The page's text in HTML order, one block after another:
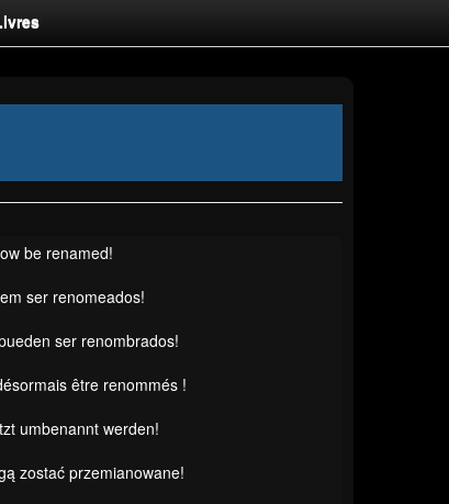
be renamed!
ser renomeados!
ser renombrados!
être renommés !
umbenannt werden!
zostać przemianowane!